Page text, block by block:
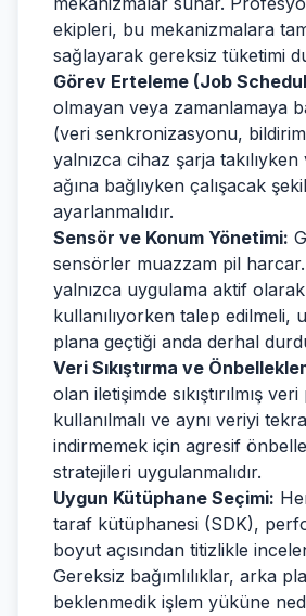
ekipleri, bu mekanizmalara
sağlayarak gereksiz tüketimi
Görev Erteleme (Job
olmayan veya zamanlamaya
(veri senkronizasyonu,
yalnızca cihaz şarja
ağına bağlıyken çalışacak
ayarlanmalıdır.
Sensör ve Konum Yönetimi:
sensörler muazzam pil
yalnızca uygulama aktif
kullanılıyorken talep edilmeli,
plana geçtiği anda derhal
Veri Sıkıştırma ve
olan iletişimde sıkıştırılmış
kullanılmalı ve aynı veriyi
indirmemek için agresif
stratejileri uygulanmalıdır.
Uygun Kütüphane Seçimi:
taraf kütüphanesi (SDK),
boyut açısından titizlikle
Gereksiz bağımlılıklar, arka
beklenmedik işlem yüküne